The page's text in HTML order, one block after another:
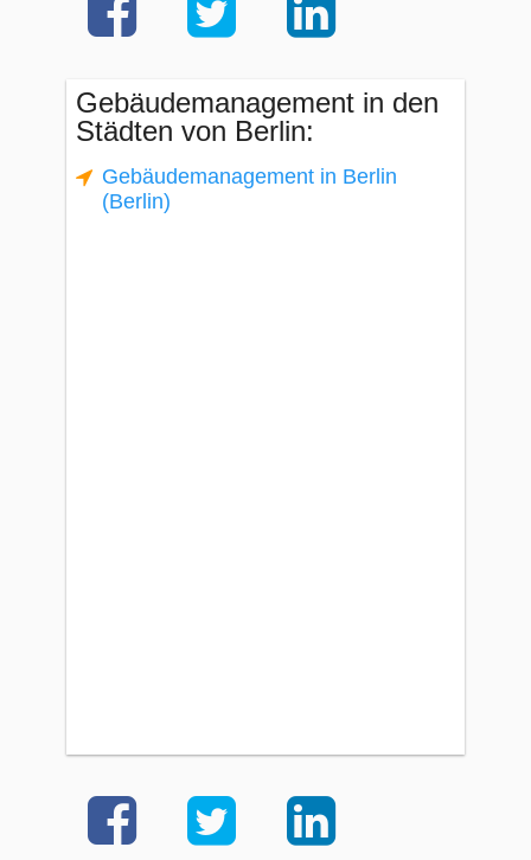
Gebäudemanagement in den
Städten von Berlin:
Gebäudemanagement in Berlin
(Berlin)